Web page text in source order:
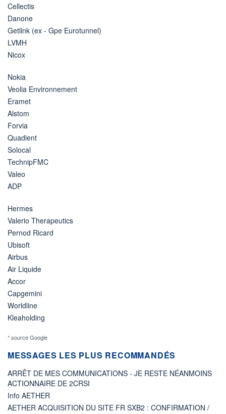
Cellectis
Danone
Getlink (ex - Gpe Eurotunnel)
LVMH
Nicox
Nokia
Veolia Environnement
Eramet
Alstom
Forvia
Quadient
Solocal
TechnipFMC
Valeo
ADP
Hermes
Valerio Therapeutics
Pernod Ricard
Ubisoft
Airbus
Air Liquide
Accor
Capgemini
Worldline
Kleaholding
* source Google
MESSAGES LES PLUS RECOMMANDÉS
ARRÊT DE MES COMMUNICATIONS - JE RESTE NÉANMOINS
ACTIONNAIRE DE 2CRSI
Info AETHER
AETHER ACQUISITION DU SITE FR SXB2 : CONFIRMATION /